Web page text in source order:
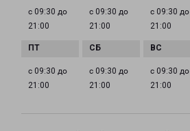
с 09:30 до
21:00
с 09:30 до
21:00
с 09:30 до
21:00
с 09:30 до
21:00
с 09:30 до
21:00
с 09:30 до
21:00